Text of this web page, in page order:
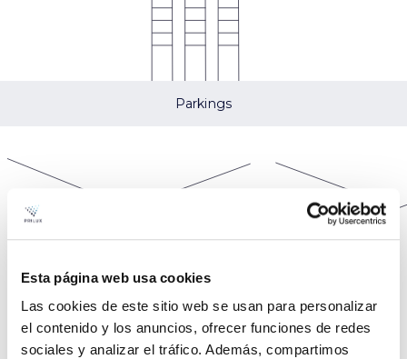
Esta página web usa cookies
Las cookies de este sitio web se usan para personalizar
el contenido y los anuncios, ofrecer funciones de redes
sociales y analizar el tráfico. Además, compartimos
Parkings
Modelos Versa